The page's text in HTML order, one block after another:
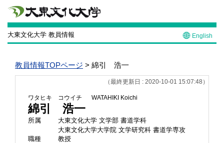
大東文化大学 教員情報 English
教員情報TOPページ > 綿引 浩一
（最終更新日 : 2020-10-01 15:07:48）
ワタヒキ コウイチ WATAHIKI Koichi
綿引 浩一
所属
大東文化大学 文学部 書道学科
大東文化大学大学院 文学研究科 書道学専攻
職種
教授